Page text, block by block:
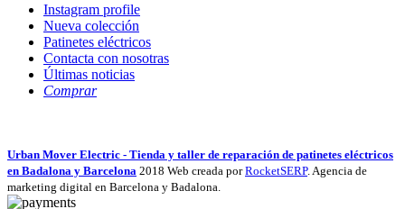
Instagram profile
Nueva colección
Patinetes eléctricos
Contacta con nosotras
Últimas noticias
Comprar
Urban Mover Electric - Tienda y taller de reparación de patinetes eléctricos
en Badalona y Barcelona 2018 Web creada porRocketSERP. Agencia de
marketing digital en Barcelona y Badalona.